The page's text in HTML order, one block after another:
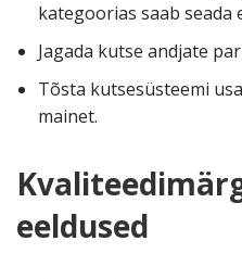
kategoorias saab seada
Jagada kutse andjate
Tõsta kutsesüsteemi
mainet.
eeldused